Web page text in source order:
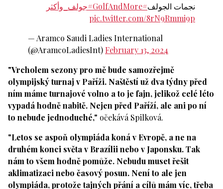
نجمات الجولف#GolfAndMore
#جولف_وأكثر
pic.twitter.com/8rN9Rmmi9p
— Aramco Saudi Ladies International
(@AramcoLadiesInt)February 13, 2024
"Vrcholem sezony pro mě bude samozřejmě
olympijský turnaj v Paříži. Naštěstí už dva týdny před
ním máme turnajové volno a to je fajn, jelikož celé léto
vypadá hodně nabitě. Nejen před Paříží, ale ani po ní
to nebude jednoduché," očekává Spilková.
"Letos se aspoň olympiáda koná v Evropě, a ne na
druhém konci světa v Brazílii nebo v Japonsku. Tak
nám to všem hodně pomůže. Nebudu muset řešit
aklimatizaci nebo časový posun. Není to ale jen
olympiáda, protože tajných přání a cílů mám víc, třeba